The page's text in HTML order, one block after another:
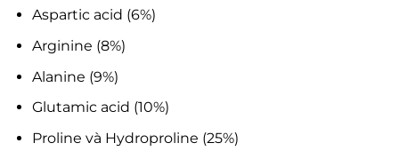
Aspartic acid (6%)
Arginine (8%)
Alanine (9%)
Glutamic acid (10%)
Proline và Hydroproline (25%)